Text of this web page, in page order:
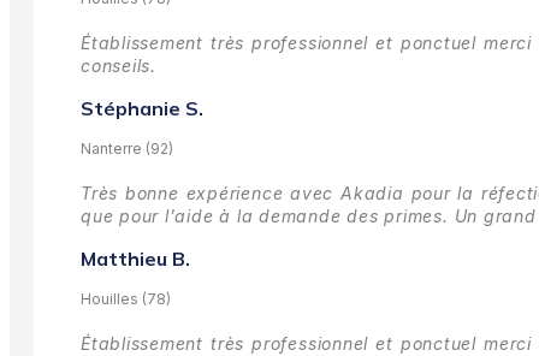
Établissement très professionnel et ponctuel
conseils.
Stéphanie S.
Nanterre (92)
Très bonne expérience avec Akadia pour la
que pour l'aide à la demande des primes. Un
Matthieu B.
Houilles (78)
Établissement très professionnel et ponctuel